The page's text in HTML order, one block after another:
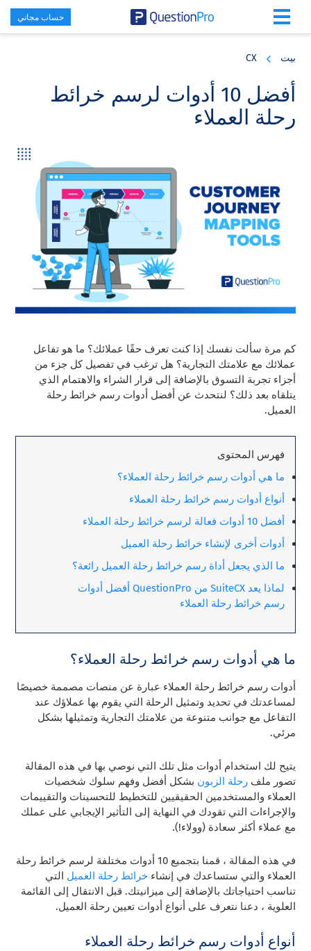
content
sidebar
حساب مجاني
بيت CX
أفضل 10 أدوات لرسم خرائط
رحلة العملاء
كم مرة سألت نفسك إذا كنت تعرف حقًا عملائك؟ ما هو تفاعل
عملائك مع علامتك التجارية؟ هل ترغب في تفصيل كل جزء من
أجزاء تجربة التسوق بالإضافة إلى قرار الشراء والاهتمام الذي
يتلقاه بعد ذلك؟ لنتحدث عن أفضل أدوات رسم خرائط رحلة
العميل.
فهرس المحتوى
ما هي أدوات رسم خرائط رحلة العملاء؟
أنواع أدوات رسم خرائط رحلة العملاء
أفضل 10 أدوات فعالة لرسم خرائط رحلة العملاء
أدوات أخرى لإنشاء خرائط رحلة العميل
ما الذي يجعل أداة رسم خرائط رحلة العميل رائعة؟
لماذا يعد SuiteCX من QuestionPro أفضل أدوات
رسم خرائط رحلة العملاء
ما هي أدوات رسم خرائط رحلة العملاء؟
أدوات رسم خرائط رحلة العملاء عبارة عن منصات مصممة خصيصًا
لمساعدتك في تحديد وتمثيل الرحلة التي يقوم بها عملاؤك عند
التفاعل مع جوانب متنوعة من علامتك التجارية وتمثيلها بشكل
مرئي.
يتيح لك استخدام أدوات مثل تلك التي نوصي بها في هذه المقالة
تصور ملفرحلة الزبون بشكل أفضل وفهم سلوك شخصيات
العملاء والمستخدمين الحقيقيين للتخطيط للتحسينات والتقييمات
والإجراءات التي تقودك في النهاية إلى التأثير الإيجابي على عملك
مع عملاء أكثر سعادة (وولاء!).
في هذه المقالة ، قمنا بتجميع 10 أدوات مختلفة لرسم خرائط رحلة
العملاء والتي ستساعدك في إنشاءخرائط رحلة العميل التي
تناسب احتياجاتك بالإضافة إلى ميزانيتك. قبل الانتقال إلى القائمة
العلوية ، دعنا نتعرف على أنواع أدوات تعيين رحلة العميل.
أنواع أدوات رسم خرائط رحلة العملاء